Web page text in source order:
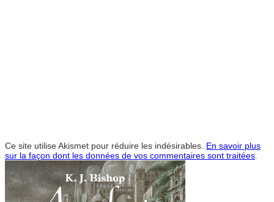
Ce site utilise Akismet pour réduire les indésirables. En savoir plus
sur la façon dont les données de vos commentaires sont traitées